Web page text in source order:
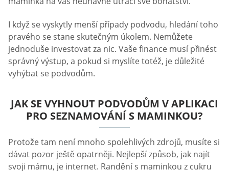
I když se vyskytly menší případy podvodu, hledání toho
pravého se stane skutečným úkolem. Nemůžete
jednoduše investovat za nic. Vaše finance musí přinést
správný výstup, a pokud si myslíte totéž, je důležité
vyhýbat se podvodům.
JAK SE VYHNOUT PODVODŮM V APLIKACI
PRO SEZNAMOVÁNÍ S MAMINKOU?
Protože tam není mnoho spolehlivých zdrojů, musíte si
dávat pozor ještě opatrněji. Nejlepší způsob, jak najít
svoji mámu, je internet. Randění s maminkou z cukru